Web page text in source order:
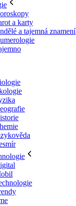
a karty
a tajemná znamení